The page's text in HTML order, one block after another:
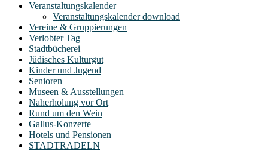
Veranstaltungskalender
Veranstaltungskalender download
Vereine & Gruppierungen
Verlobter Tag
Stadtbücherei
Jüdisches Kulturgut
Kinder und Jugend
Senioren
Museen & Ausstellungen
Naherholung vor Ort
Rund um den Wein
Gallus-Konzerte
Hotels und Pensionen
STADTRADELN